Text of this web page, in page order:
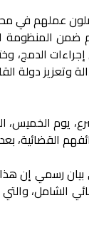
عملهم في
المنظومة
الدمج،
وتعزيز دولة
رسمي إن
الشامل،